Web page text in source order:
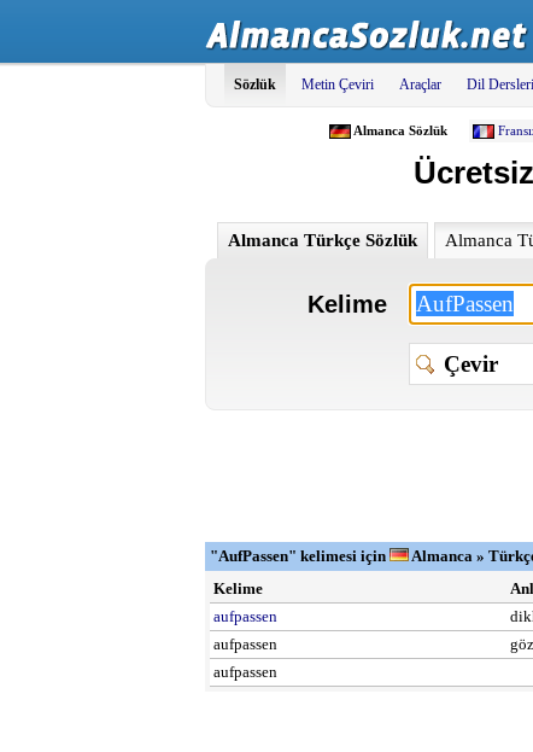
Sözlük Metin Çeviri Araçlar Dil Dersleri
Almanca Sözlük
Almanca Türkçe Sözlük Almanca
Kelime
"AufPassen" kelimesi için Almanca »
Kelime
aufpassen
aufpassen
aufpassen